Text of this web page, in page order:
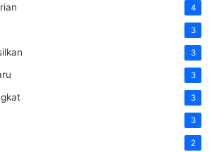
4
3
3
3
3
3
2